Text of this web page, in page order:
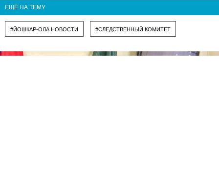
ЕЩЁ НА ТЕМУ
#ЙОШКАР-ОЛА НОВОСТИ #СЛЕДСТВЕННЫЙ КОМИТЕТ